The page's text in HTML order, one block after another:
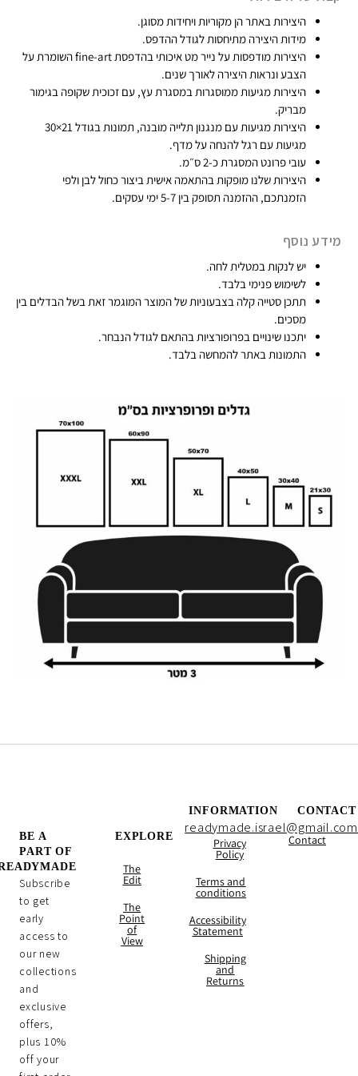
היצירות באתר הן מקוריות ויחידות מסוגן​.
מידות היצירה מתיחסות לגודל ההדפס.
היצירות מודפסות על נייר מט איכותי בהדפסת fine-art​ השומרת על
הצבע ונראות היצירה לאורך שנים.
היצירות מגיעות ממוסגרות במסגרת עץ, עם זכוכית שקופה בגימור
מבריק.​
היצירות מגיעות עם מנגנון תלייה מובנה, תמונות בגודל 21×30
מגיעות עם רגל להנחה על מדף.
עובי פרונט המסגרת כ-2 ס״מ.
היצירות שלנו מופקות בהתאמה אישית ביצור כחול לבן ולפי
הזמנתכם, ההזמנה תסופק בין 5-7 ימי עסקים.​
מידע נוסף
יש לנקות במטלית לחה.
לשימוש פנימי בלבד.
תתכן סטייה קלה בצבעוניות של המוצר המוגמר זאת בשל הבדלים בין
מסכים.
יתכנו שינויים בפרופורציות בהתאם לגודל הנבחר.
התמונות באתר להמחשה בלבד.
CONTACT
readymade.israel@gmail.com
Contact
INFORMATION
Privacy
Policy
Terms and
conditions
Accessibility
Statement
Shipping
and
Returns
EXPLORE
The
Edit
The
Point
of
View
BE A
PART OF
Subscribe
to get
early
access to
our new
collections
and
exclusive
offers,
plus 10%
off your